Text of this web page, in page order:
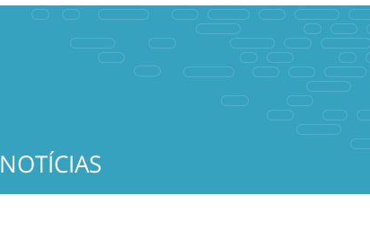
NOTÍCIAS